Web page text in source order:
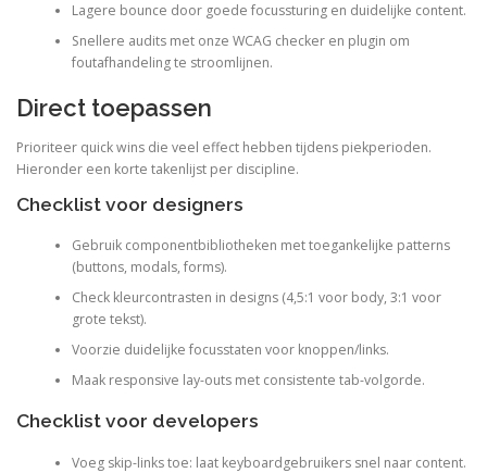
Lagere bounce door goede focussturing en duidelijke content.
Snellere audits met onze WCAG checker en plugin om
foutafhandeling te stroomlijnen.
Direct toepassen
Prioriteer quick wins die veel effect hebben tijdens piekperioden.
Hieronder een korte takenlijst per discipline.
Checklist voor designers
Gebruik componentbibliotheken met toegankelijke patterns
(buttons, modals, forms).
Check kleurcontrasten in designs (4,5:1 voor body, 3:1 voor
grote tekst).
Voorzie duidelijke focusstaten voor knoppen/links.
Maak responsive lay-outs met consistente tab-volgorde.
Checklist voor developers
Voeg skip-links toe: laat keyboardgebruikers snel naar content.